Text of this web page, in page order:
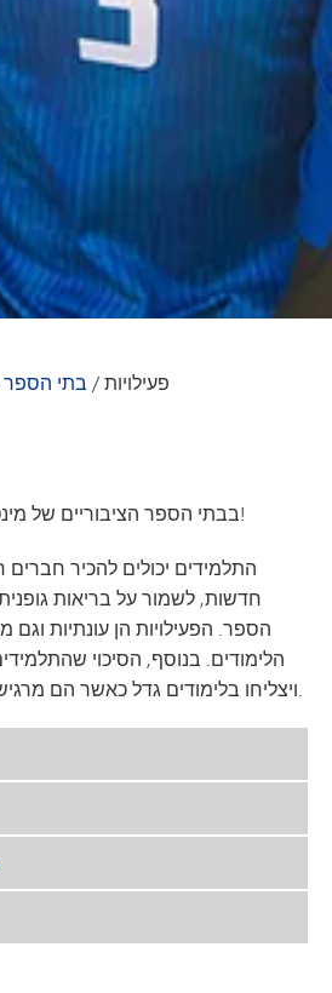
בתי הספר /פעילויות
בבתי הספר הציבוריים של מינטונקה תמיד קורה משהו!
התלמידים יכולים להכיר חברים
חדשות, לשמור על בריאות
הספר. הפעילויות הן עונתיות
הלימודים. בנוסף, הסיכוי
ויצליחו בלימודים גדל כאשר הם מרגישים קשורים לבית הספר.